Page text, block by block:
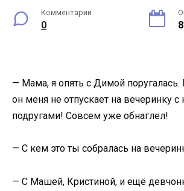
Комментарии
0
— Мама, я опять с Димой
он меня не отпускает на вечеринку с
подругами! Совсем уже обнаглел!
— С кем это ты собралась на
— С Машей, Кристиной, и ещё